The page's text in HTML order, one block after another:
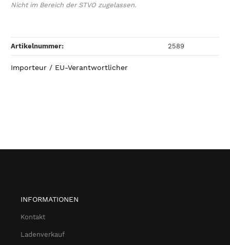
Nicht im Bereich der STVO zugelassen.
Artikelnummer: 2589
Importeur / EU-Verantwortlicher
INFORMATIONEN
Kontakt
Ladenverkauf